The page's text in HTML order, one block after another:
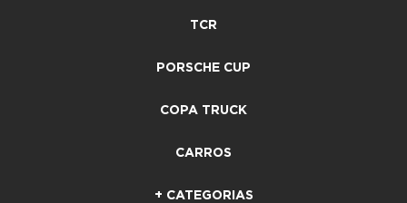
TCR
PORSCHE CUP
COPA TRUCK
CARROS
+ CATEGORIAS